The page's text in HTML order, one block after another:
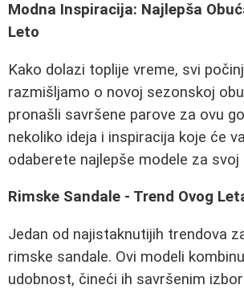
Modna Inspiracija: Najlepša
Leto
Kako dolazi toplije vreme, svi
razmišljamo o novoj sezonskoj
pronašli savršene parove za ovu
nekoliko ideja i inspiracija koje će
odaberete najlepše modele za svoj
Rimske Sandale - Trend Ovog
Jedan od najistaknutijih trendova
rimske sandale. Ovi modeli
udobnost, čineći ih savršenim